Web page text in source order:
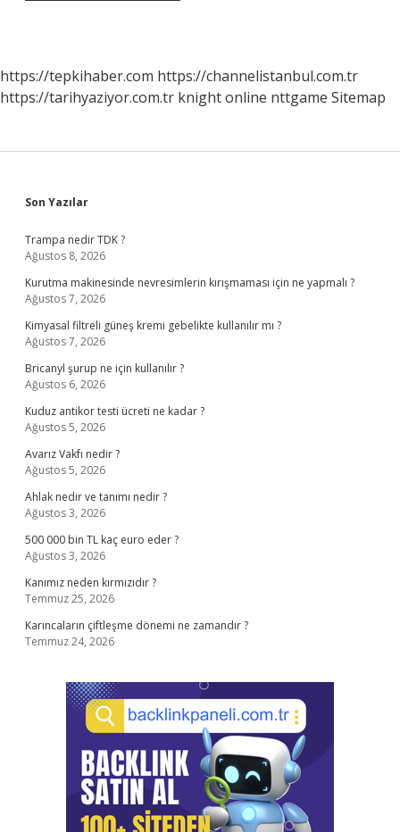
https://tepkihaber.com https://channelistanbul.com.tr
https://tarihyaziyor.com.tr knight online nttgame Sitemap
Sidebar
Son Yazılar
Trampa nedir TDK ?
Ağustos 8, 2026
Kurutma makinesinde nevresimlerin kırışmaması için ne yapmalı ?
Ağustos 7, 2026
Kimyasal filtreli güneş kremi gebelikte kullanılır mı ?
Ağustos 7, 2026
Bricanyl şurup ne için kullanılır ?
Ağustos 6, 2026
Kuduz antikor testi ücreti ne kadar ?
Ağustos 5, 2026
Avarız Vakfı nedir ?
Ağustos 5, 2026
Ahlak nedir ve tanımı nedir ?
Ağustos 3, 2026
500 000 bin TL kaç euro eder ?
Ağustos 3, 2026
Kanımız neden kırmızıdır ?
Temmuz 25, 2026
Karıncaların çiftleşme dönemi ne zamandır ?
Temmuz 24, 2026